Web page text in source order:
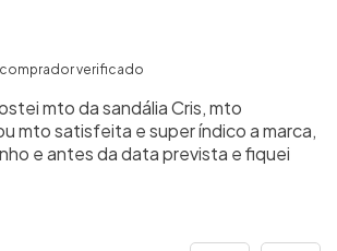
comprador verificado
mto da sandália Cris, mto
mto satisfeita e super índico a marca,
e antes da data prevista e fiquei